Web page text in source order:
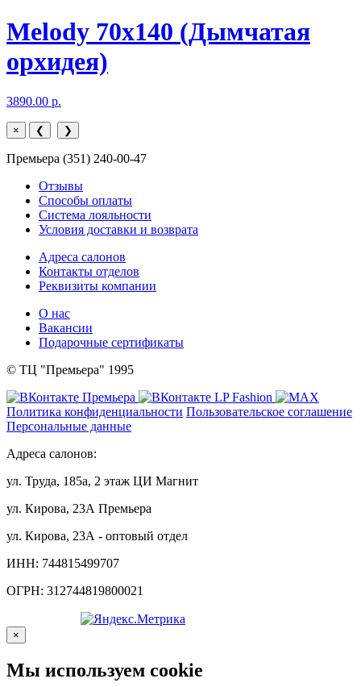
Melody 70x140 (Дымчатая
орхидея)
3890.00 р.
× ❮ ❯
Премьера (351) 240-00-47
Отзывы
Способы оплаты
Система лояльности
Условия доставки и возврата
Адреса салонов
Контакты отделов
Реквизиты компании
О нас
Вакансии
Подарочные сертификаты
© ТЦ "Премьера" 1995
Политика конфиденциальности Пользовательское соглашение
Персональные данные
Адреса салонов:
ул. Труда, 185а, 2 этаж ЦИ Магнит
ул. Кирова, 23А Премьера
ул. Кирова, 23А - оптовый отдел
ИНН: 744815499707
ОГРН: 312744819800021
×
Мы используем cookie